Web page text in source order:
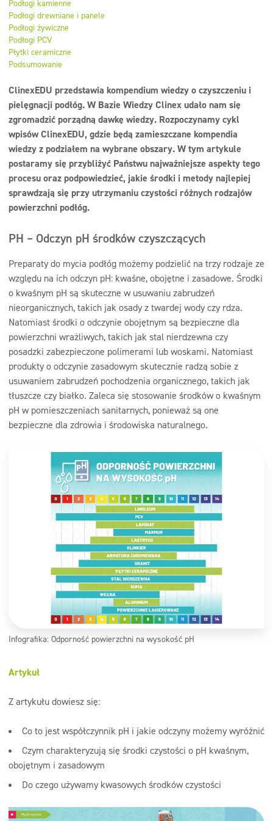
Dezynfekcja
Linia ekonomiczna
Dozowniki
ClinexEDU przedstawia kompendium wiedzy o czyszczeniu i
pielęgnacji podłóg. W Bazie Wiedzy Clinex udało nam się
zgromadzić porządną dawkę wiedzy. Rozpoczynamy cykl
wpisów ClinexEDU, gdzie będą zamieszczane kompendia
wiedzy z podziałem na wybrane obszary. W tym artykule
postaramy się przybliżyć Państwu najważniejsze aspekty tego
procesu oraz podpowiedzieć, jakie środki i metody najlepiej
sprawdzają się przy utrzymaniu czystości różnych rodzajów
powierzchni podłóg.
PH – Odczyn pH środków czyszczących
Preparaty do mycia podłóg możemy podzielić na trzy rodzaje ze
względu na ich odczyn pH: kwaśne, obojętne i zasadowe. Środki
o kwaśnym pH są skuteczne w usuwaniu zabrudzeń
nieorganicznych, takich jak osady z twardej wody czy rdza.
Natomiast środki o odczynie obojętnym są bezpieczne dla
powierzchni wrażliwych, takich jak stal nierdzewna czy
posadzki zabezpieczone polimerami lub woskami. Natomiast
produkty o odczynie zasadowym skutecznie radzą sobie z
usuwaniem zabrudzeń pochodzenia organicznego, takich jak
tłuszcze czy białko. Zaleca się stosowanie środków o kwaśnym
pH w pomieszczeniach sanitarnych, ponieważ są one
bezpieczne dla zdrowia i środowiska naturalnego.
Infografika: Odporność powierzchni na wysokość pH
Artykuł
Z artykułu dowiesz się:
Co to jest współczynnik pH i jakie odczyny możemy wyróżnić
Czym charakteryzują się środki czystości o pH kwaśnym,
obojętnym i zasadowym
Do czego używamy kwasowych środków czystości
Podłogi kamienne
Podłogi drewniane i panele
Podłogi żywiczne
Podłogi PCV
Płytki ceramiczne
Podsumowanie